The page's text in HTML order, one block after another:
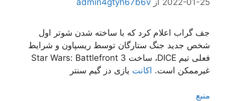
جف گراب اعلام کرد که با ساخته شدن شوتر اول
شخص جدید جنگ ستارگان توسط ریسپاون و شرایط
فعلی تیم DICE، ساخت Star Wars: Battlefront 3
غیرممکن است. اکانت یازی دز گیم سنتر
منبع